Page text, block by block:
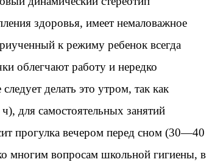
здоровья, имеет немаловажное
к режиму ребенок всегда
облегчают работу и нередко
делать это утром, так как
для самостоятельных занятий
прогулка вечером перед сном (30—40
многим вопросам школьной гигиены, в